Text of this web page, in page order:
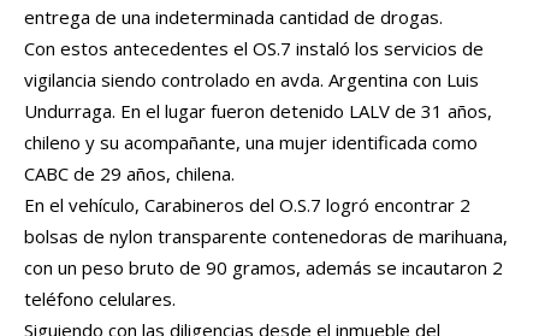
entrega de una indeterminada cantidad de drogas.
Con estos antecedentes el OS.7 instaló los servicios de
vigilancia siendo controlado en avda. Argentina con Luis
Undurraga. En el lugar fueron detenido LALV de 31 años,
chileno y su acompañante, una mujer identificada como
CABC de 29 años, chilena.
En el vehículo, Carabineros del O.S.7 logró encontrar 2
bolsas de nylon transparente contenedoras de marihuana,
con un peso bruto de 90 gramos, además se incautaron 2
teléfono celulares.
Siguiendo con las diligencias desde el inmueble del